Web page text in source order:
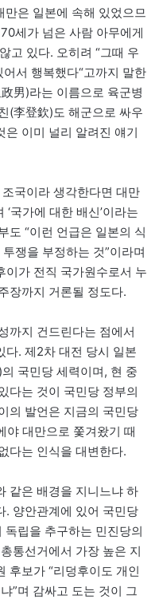
만은 일본에 속해 있었으므
세가 넘은 사람 아무에게
고 있다. 오히려 “그때 우
서 행복했다“고까지 말한
男)라는 이름으로 육군병
(李登欽)도 해군으로 싸우
은 이미 널리 알려진 얘기
국이라 생각한다면 대만
국가에 대한 배신’이라는
도 “이런 언급은 일본의 식
쟁을 부정하는 것”이라며
이가 전직 국가원수로서 누
장까지 거론될 정도다.
까지 건드린다는 점에서
다. 제2차 대전 당시 일본
국민당 세력이며, 현 중
다는 것이 국민당 정부의
의 발언은 지금의 국민당
야 대만으로 쫓겨왔기 때
다는 인식을 대변한다.
같은 배경을 지니느냐 하
. 양안관계에 있어 국민당
립을 추구하는 민진당의
통선거에서 가장 높은 지
후보가 “리덩후이도 개인
”며 감싸고 도는 것이 그